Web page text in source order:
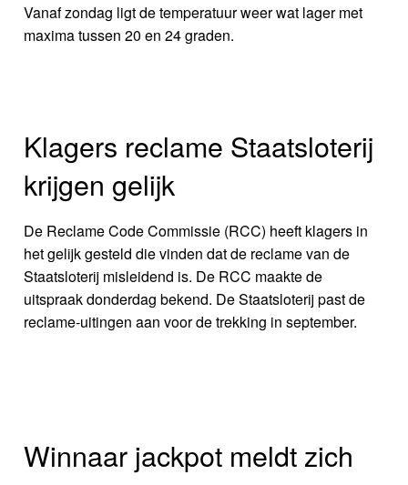
Vanaf zondag ligt de temperatuur weer wat lager met
maxima tussen 20 en 24 graden.
Klagers reclame Staatsloterij
krijgen gelijk
De Reclame Code Commissie (RCC) heeft klagers in
het gelijk gesteld die vinden dat de reclame van de
Staatsloterij misleidend is. De RCC maakte de
uitspraak donderdag bekend. De Staatsloterij past de
reclame-uitingen aan voor de trekking in september.
Winnaar jackpot meldt zich